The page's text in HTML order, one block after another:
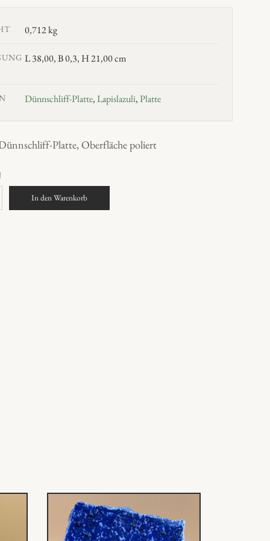
0,712 kg
L 38,00, B 0,3, H 21,00 cm
Dünnschliff-Platte,Lapislazuli,Platte
Platte, Oberfläche poliert
In den Warenkorb